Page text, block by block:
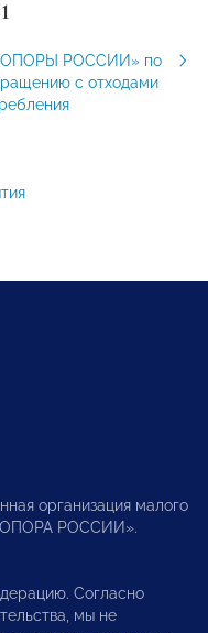
РОССИИ» по
с отходами
организация малого
«ОПОРА РОССИИ».
Согласно
мы не